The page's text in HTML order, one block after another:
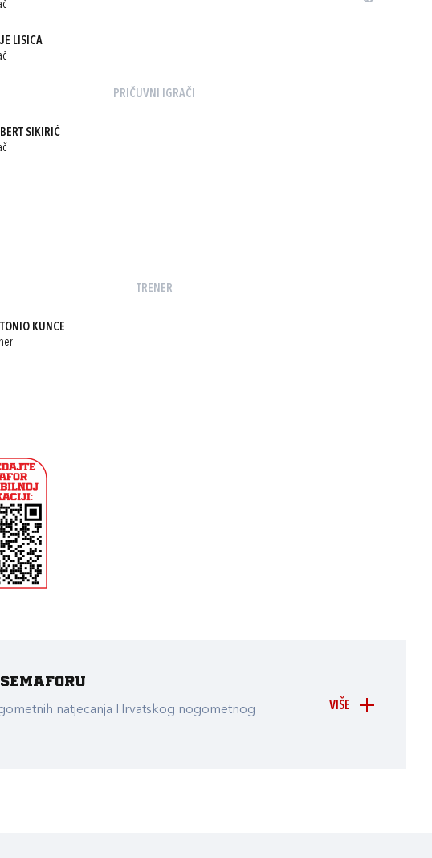
LISICA
PRIČUVNI IGRAČI
SIKIRIĆ
TRENER
KUNCE
VIŠE
natjecanja Hrvatskog nogometnog